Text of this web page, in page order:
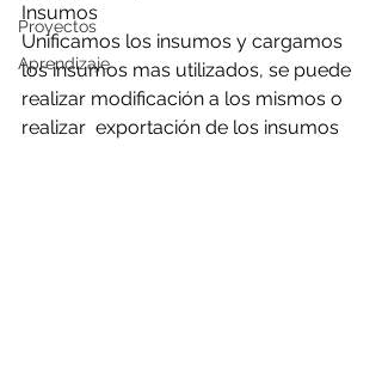
Proyectos
Aprendizaje
Insumos
Unificamos los insumos y cargamos
los insumos mas utilizados, se puede
realizar modificación a los mismos o
realizar  exportación de los insumos